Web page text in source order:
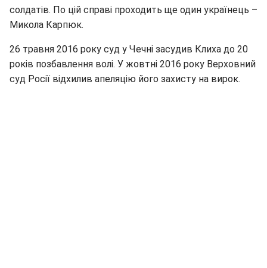
солдатів. По цій справі проходить ще один українець –
Микола Карпюк.
26 травня 2016 року суд у Чечні засудив Клиха до 20
років позбавлення волі. У жовтні 2016 року Верховний
суд Росії відхилив апеляцію його захисту на вирок.